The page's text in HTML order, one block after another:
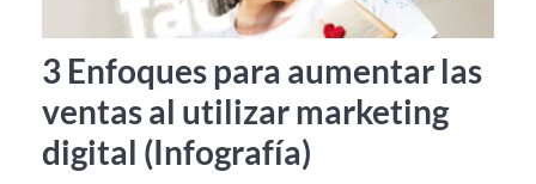
3 Enfoques para aumentar las
ventas al utilizar marketing
digital (Infografía)